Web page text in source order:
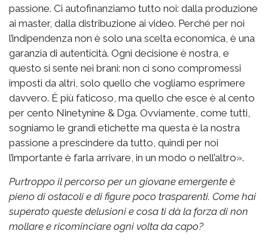
passione. Ci autofinanziamo tutto noi: dalla produzione
ai master, dalla distribuzione ai video. Perché per noi
l’indipendenza non è solo una scelta economica, è una
garanzia di autenticità. Ogni decisione è nostra, e
questo si sente nei brani: non ci sono compromessi
imposti da altri, solo quello che vogliamo esprimere
davvero. È più faticoso, ma quello che esce è al cento
per cento Ninetynine & Dga. Ovviamente, come tutti,
sogniamo le grandi etichette ma questa è la nostra
passione a prescindere da tutto, quindi per noi
l’importante è farla arrivare, in un modo o nell’altro».
Purtroppo il percorso per un giovane emergente è
pieno di ostacoli e di figure poco trasparenti. Come hai
superato queste delusioni e cosa ti dà la forza di non
mollare e ricominciare ogni volta da capo?